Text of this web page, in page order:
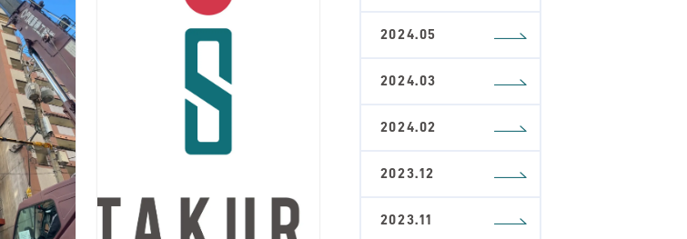
2024.05
2024.03
2024.02
2023.12
2023.11